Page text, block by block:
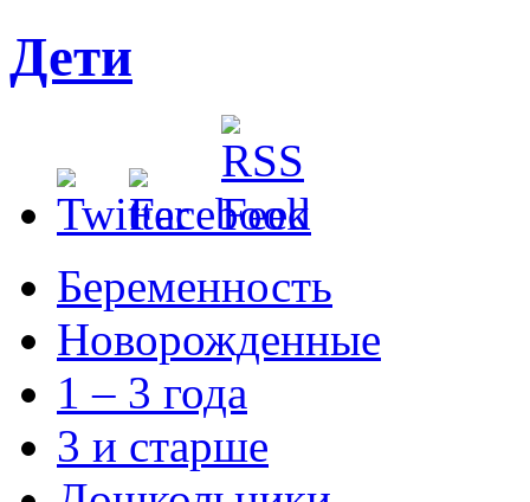
Дети
Беременность
Новорожденные
1 – 3 года
3 и старше